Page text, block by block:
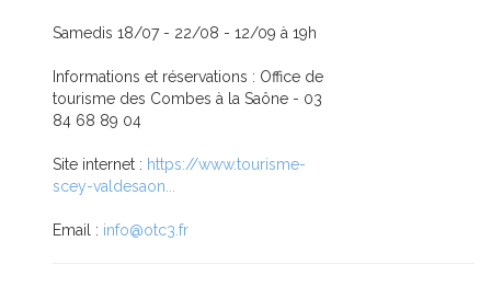
Samedis 18/07 - 22/08 - 12/09 à 19h
Informations et réservations : Office de
tourisme des Combes à la Saône - 03
84 68 89 04
Site internet : https://www.tourisme-
scey-valdesaon...
Email : info@otc3.fr